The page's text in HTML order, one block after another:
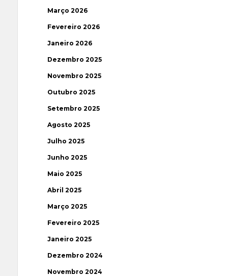
Março 2026
Fevereiro 2026
Janeiro 2026
Dezembro 2025
Novembro 2025
Outubro 2025
Setembro 2025
Agosto 2025
Julho 2025
Junho 2025
Maio 2025
Abril 2025
Março 2025
Fevereiro 2025
Janeiro 2025
Dezembro 2024
Novembro 2024